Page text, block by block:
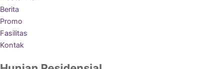
Berita
Promo
Fasilitas
Kontak